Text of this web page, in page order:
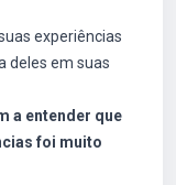
experiências
deles em suas
a entender que
foi muito